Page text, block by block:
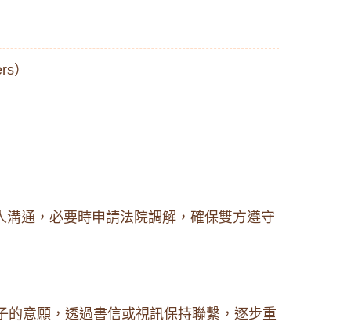
）
通，必要時申請法院調解，確保雙方遵守
意願，透過書信或視訊保持聯繫，逐步重